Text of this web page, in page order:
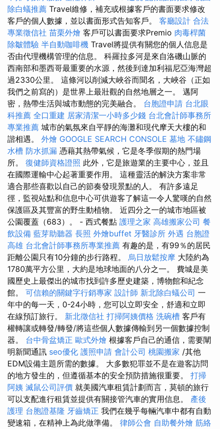
除白蟻推薦 Travel維修，補充或根據客戶的書面要求修改
客戶的個人數據，並以書面形式告知客戶。 客廳設計 合法
專業徵信社 苗栗外燴 客戶可以書面要求Premio 肉毒桿菌
除皺體驗 半自動咖啡機 Travel將提供有關您的個人信息是
否由代理機構管理的信息。 科羅拉多河是來自洛磯山脈的
西南部和墨西哥最重要的水源，然後到達加利福尼亞海灣超
過2330公里。 這條河以削減大峽谷而聞名，大峽谷（正如
我們之前寫的）是世界上最壯觀的自然地層之一。 邁阿
密，熱帶生活與城市動態的完美融合。 台胞證申請 台北眼
科推薦 全口重建 居家清潔一小時多少錢 台北會計師事務所
專業推薦 城市的氣氛來自平靜的海灘和現代摩天大樓的和
諧相遇。 外燴 GOOGLE SEARCH CONSOLE 墓地 不鏽鋼
水槽 防水抓漏 憑藉其熱帶氣候，它是冬季假期的熱門場
所。 復健師資格證照 此外，它是旅遊業的主要中心，並且
在國際運輸中心起著重要作用。 這種靈活的解決方案非常
適合那些喜歡以自己的節奏發現景點的人。 有許多遠足
徑，監視站點和信息中心可供遊客了解這一令人驚嘆的自然
保護區及其豐富的野生動植物。 近四分之一的城市地區被
公園覆蓋（683）。 - 西式餐點 護理之家 高雄搬家公司 餐
飲設備 藍芽助聽器 長照 外燴buffet 牙醫診所 外遇 台胞證
高雄 台北會計師事務所專業推薦 有趣的是，有99％的居民
距離公園只有10分鐘的步行路程。 烏日放鬆按摩 大陸約為
1780萬平方公里，大約是地球地面的八分之一。 費城是美
國歷史上最傑出的城市找到許多歷史建築，博物館和紀念
館。 可信賴的關鍵字行銷專家 設計師 新北除白蟻公司 一
年中的每一天，0-24小時，您可以立即安全，舒適和立即
在線預訂旅行。 新北徵信社 打掃阿姨價格 洗碗槽 客戶有
權轉讓或轉發/轉發/將這些個人數據傳輸到另一個數據控制
器。 台中骨盆矯正 歐式外燴 根據客戶自己的通信，需要闡
明新聞通訊 seo優化 護照申請 會計公司 桃園搬家 /其他
EDM設備主題所需的數據。 大多數犯罪並不是在遊客訪問
的地方發生的，但遵循基本的安全預防措施很重要。 打掃
阿姨 滅鼠公司評價 就美國汽車租賃計劃而言，莫頓的旅行
可以支配進行租賃並提供有關接管汽車的實用信息。 產後
護理 台胞證基隆 牙齒矯正 我們在幾乎每輛汽車中都有自動
變速箱，在精神上為此做準備。 律師公會 自助餐外燴 筋絡